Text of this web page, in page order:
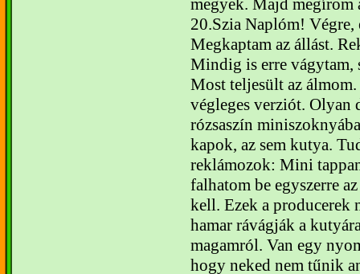
megyek. Majd megírom
20.Szia Naplóm!
Megkaptam az állást.
Mindig is erre vágytam,
Most teljesült az
végleges verziót. Olyan
rózsaszín
kapok, az sem kutya.
reklámozok: Mini
falhatom be egyszerre
kell. Ezek a producerek
hamar rávágják a
magamról. Van egy
hogy neked nem tűnik